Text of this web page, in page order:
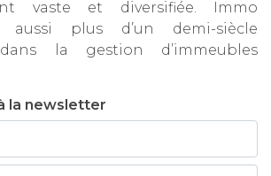
vaste et diversifiée. Immo
aussi plus d’un demi-siècle
dans la gestion d’immeubles
la newsletter